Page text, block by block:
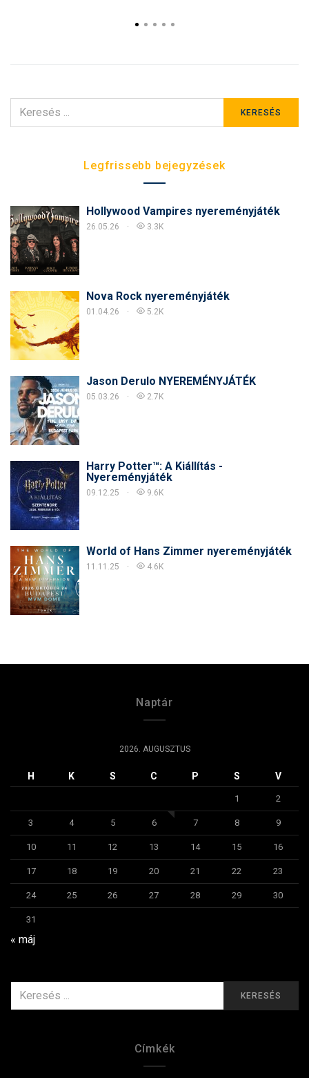
ERRE:
KERESÉS
Legfrissebb bejegyzések
Hollywood Vampires nyereményjáték
26.05.26 3.3K
Nova Rock nyereményjáték
01.04.26 5.2K
Jason Derulo NYEREMÉNYJÁTÉK
05.03.26 2.7K
Harry Potter™: A Kiállítás -
Nyereményjáték
09.12.25 9.6K
World of Hans Zimmer nyereményjáték
11.11.25 4.6K
Naptár
2026. AUGUSZTUS
H K S C P S V
1 2
3 4 5 6 7 8 9
10 11 12 13 14 15 16
17 18 19 20 21 22 23
24 25 26 27 28 29 30
31
« máj
ERRE:
KERESÉS
Címkék